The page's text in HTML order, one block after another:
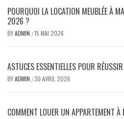
POURQUOI LA LOCATION MEUBLÉE À
2026 ?
BYADMIN /15 MAI 2026
ASTUCES ESSENTIELLES POUR
BYADMIN /30 AVRIL 2026
COMMENT LOUER UN APPARTEMENT